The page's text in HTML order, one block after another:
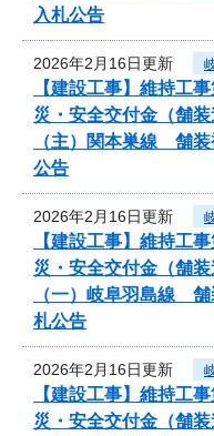
入札公告
2026年2月16日更新
【建設工事】維持工
災・安全交付金（舗
（主）関本巣線 舗
公告
2026年2月16日更新
【建設工事】維持工
災・安全交付金（舗
（一）岐阜羽島線
札公告
2026年2月16日更新
【建設工事】維持工
災・安全交付金（舗